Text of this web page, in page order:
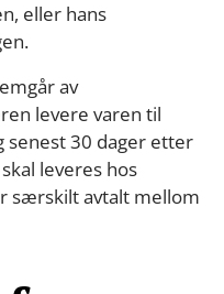
eller hans
av
levere varen til
senest 30 dager etter
leveres hos
særskilt avtalt mellom